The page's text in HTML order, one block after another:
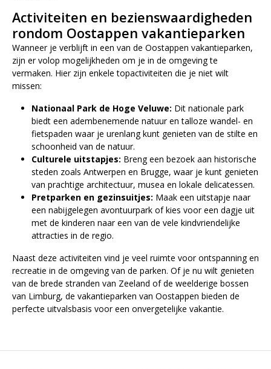
Activiteiten en bezienswaardigheden
rondom Oostappen vakantieparken
Wanneer je verblijft in een van de Oostappen vakantieparken,
zijn er volop mogelijkheden om je in de omgeving te
vermaken. Hier zijn enkele topactiviteiten die je niet wilt
missen:
Nationaal Park de Hoge Veluwe: Dit nationale park
biedt een adembenemende natuur en talloze wandel- en
fietspaden waar je urenlang kunt genieten van de stilte en
schoonheid van de natuur.
Culturele uitstapjes: Breng een bezoek aan historische
steden zoals Antwerpen en Brugge, waar je kunt genieten
van prachtige architectuur, musea en lokale delicatessen.
Pretparken en gezinsuitjes: Maak een uitstapje naar
een nabijgelegen avontuurpark of kies voor een dagje uit
met de kinderen naar een van de vele kindvriendelijke
attracties in de regio.
Naast deze activiteiten vind je veel ruimte voor ontspanning en
recreatie in de omgeving van de parken. Of je nu wilt genieten
van de brede stranden van Zeeland of de weelderige bossen
van Limburg, de vakantieparken van Oostappen bieden de
perfecte uitvalsbasis voor een onvergetelijke vakantie.